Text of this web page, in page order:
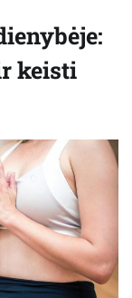
keisti